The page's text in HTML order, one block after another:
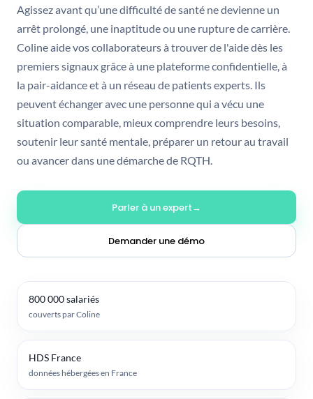
Agissez avant qu’une difficulté de santé ne devienne un
arrêt prolongé, une inaptitude ou une rupture de carrière.
Coline aide vos collaborateurs à trouver de l'aide dès les
premiers signaux grâce à une plateforme confidentielle, à
la pair-aidance et à un réseau de patients experts. Ils
peuvent échanger avec une personne qui a vécu une
situation comparable, mieux comprendre leurs besoins,
soutenir leur santé mentale, préparer un retour au travail
ou avancer dans une démarche de RQTH.
Parler à un expert
Demander une démo
800 000 salariés
couverts par Coline
HDS France
données hébergées en France